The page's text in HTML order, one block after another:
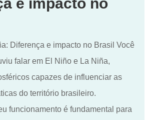
Diferença e impacto no Brasil Você
falar em El Niño e La Niña,
capazes de influenciar as
do território brasileiro.
funcionamento é fundamental para